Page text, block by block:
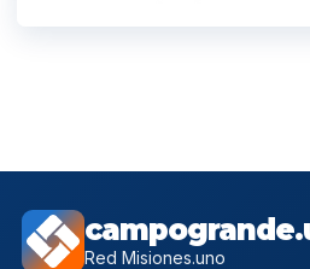
Red Misiones.uno